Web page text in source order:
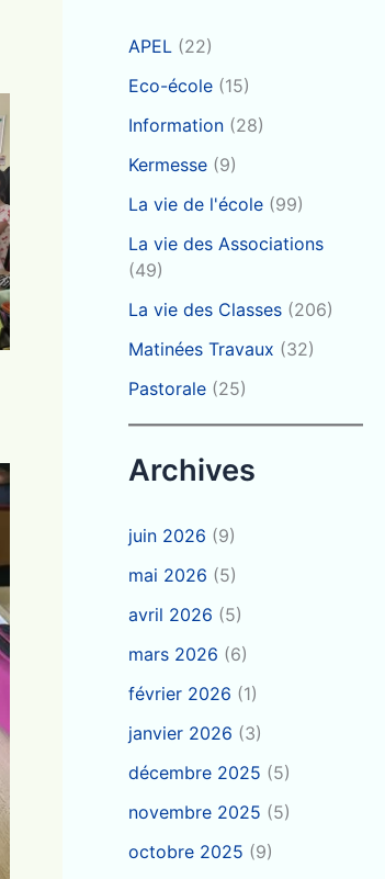
APEL (22)
Eco-école (15)
Information (28)
Kermesse (9)
La vie de l'école (99)
La vie des Associations
(49)
La vie des Classes (206)
Matinées Travaux (32)
Pastorale (25)
Archives
juin 2026 (9)
mai 2026 (5)
avril 2026 (5)
mars 2026 (6)
février 2026 (1)
janvier 2026 (3)
décembre 2025 (5)
novembre 2025 (5)
octobre 2025 (9)